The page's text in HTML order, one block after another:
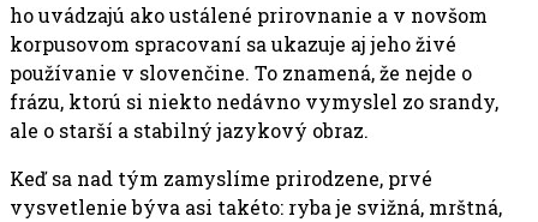
ho uvádzajú ako ustálené prirovnanie a v novšom
korpusovom spracovaní sa ukazuje aj jeho živé
používanie v slovenčine. To znamená, že nejde o
frázu, ktorú si niekto nedávno vymyslel zo srandy,
ale o starší a stabilný jazykový obraz.
Keď sa nad tým zamyslíme prirodzene, prvé
vysvetlenie býva asi takéto: ryba je svižná, mrštná,